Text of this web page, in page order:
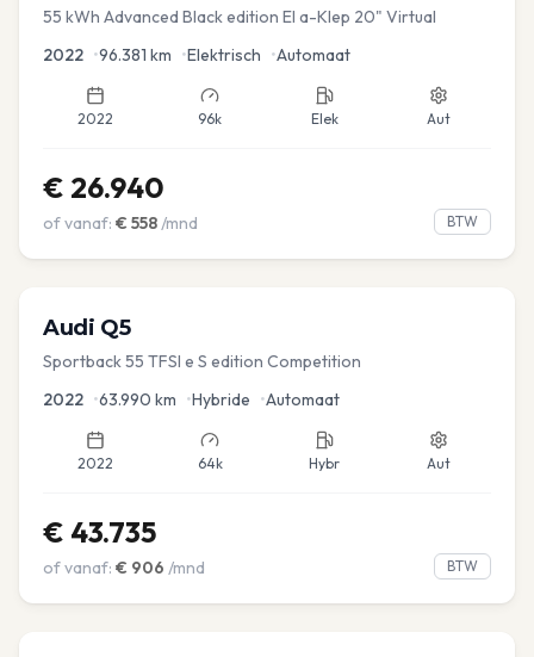
55 kWh Advanced Black edition El a-Klep 20" Virtual
2022 •96.381 km •Elektrisch •Automaat
2022 96k Elek Aut
€ 26.940
of vanaf: € 558/mnd BTW
Audi Q5
Sportback 55 TFSI e S edition Competition
2022 •63.990 km •Hybride •Automaat
2022 64k Hybr Aut
€ 43.735
of vanaf: € 906 /mnd BTW